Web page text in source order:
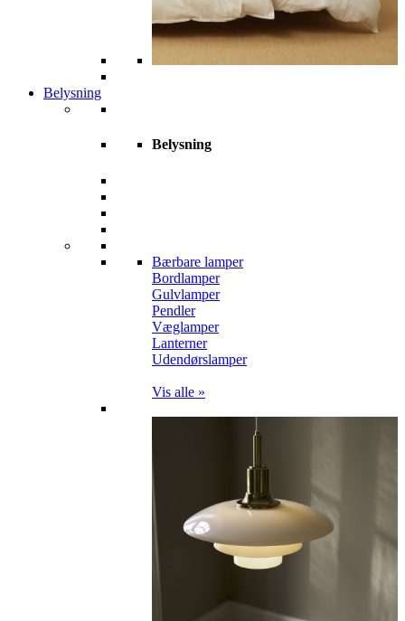
Belysning
Belysning
Bærbare lamper
Bordlamper
Gulvlamper
Pendler
Væglamper
Lanterner
Udendørslamper
Vis alle »